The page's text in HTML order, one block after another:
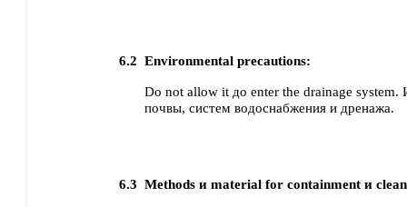
6.2 Environmental precautions:
Do not allow it до enter the drainage system.
почвы, систем водоснабжения и дренажа.
6.3 Methods и material for containment и